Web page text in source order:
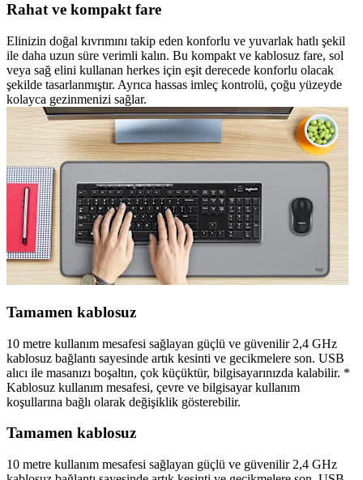
Rahat ve kompakt fare
Elinizin doğal kıvrımını takip eden konforlu ve yuvarlak hatlı şekil
ile daha uzun süre verimli kalın. Bu kompakt ve kablosuz fare, sol
veya sağ elini kullanan herkes için eşit derecede konforlu olacak
şekilde tasarlanmıştır. Ayrıca hassas imleç kontrolü, çoğu yüzeyde
kolayca gezinmenizi sağlar.
Tamamen kablosuz
10 metre kullanım mesafesi sağlayan güçlü ve güvenilir 2,4 GHz
kablosuz bağlantı sayesinde artık kesinti ve gecikmelere son. USB
alıcı ile masanızı boşaltın, çok küçüktür, bilgisayarınızda kalabilir. *
Kablosuz kullanım mesafesi, çevre ve bilgisayar kullanım
koşullarına bağlı olarak değişiklik gösterebilir.
Tamamen kablosuz
10 metre kullanım mesafesi sağlayan güçlü ve güvenilir 2,4 GHz